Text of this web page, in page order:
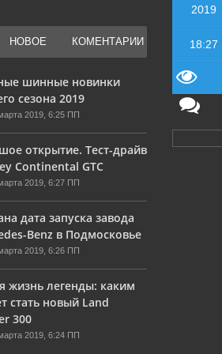
что предложат сходу за
и будут ли обманывать при
внимательно ролик до
как менеджеры кредитного
о ...
Нюансы
тюнить свою
установил
решил ...
НОВОЕ КОМЕНТАРИИ
шинные новинки
сезона 2019
2019, 6:25 ПП
открытие. Тест-драйв
Continental GTC
2019, 6:27 ПП
дата запуска завода
Benz в Подмосковье
2019, 6:26 ПП
жизнь легенды: каким
стать новый Land
300
2019, 6:24 ПП
2019
18:27
570